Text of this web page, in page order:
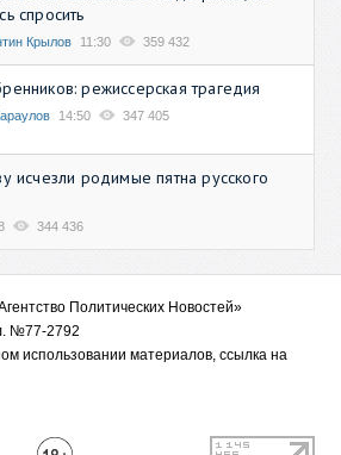
спросить
Крылов 11:30 359 432
режиссерская трагедия
14:50 347 405
исчезли родимые пятна русского
344 436
Политических Новостей»
№77-2792
использовании материалов, ссылка на